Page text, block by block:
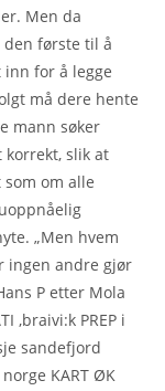
Men da
den første til å
inn for å legge
må dere hente
mann søker
slik at
om alle
„Men hvem
ingen andre gjør
P etter Mola
‚braivi:k PREP i
sandefjord
KART ØK